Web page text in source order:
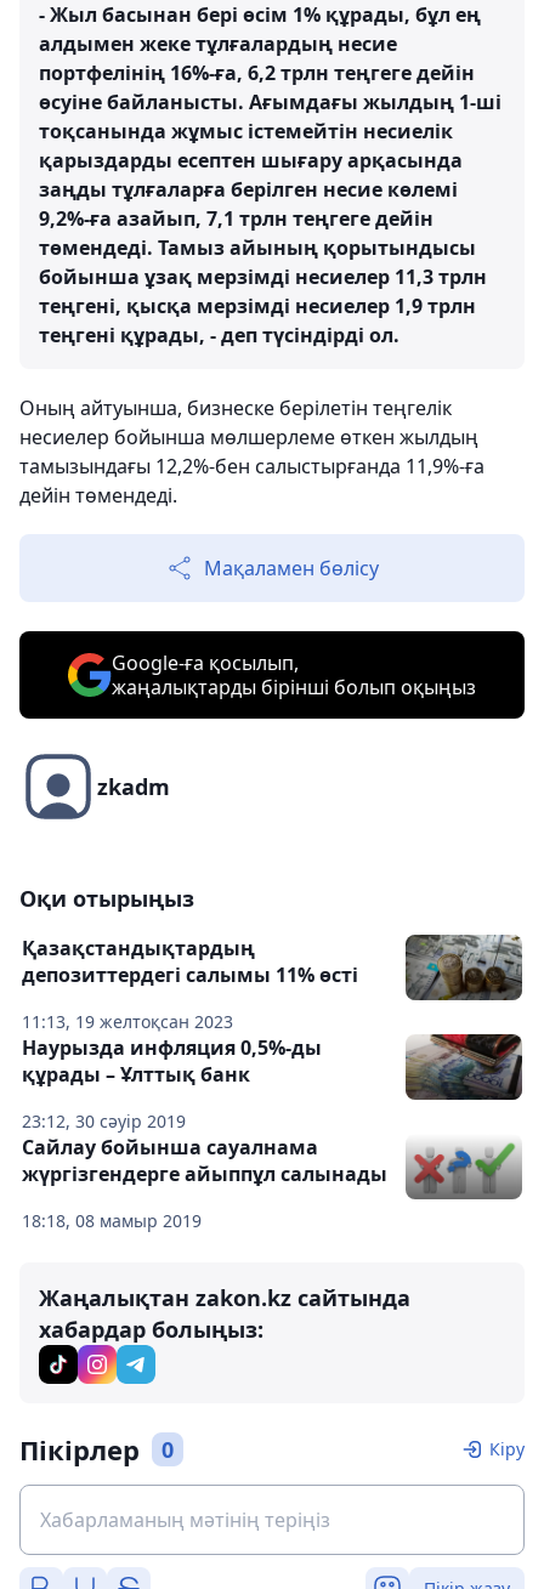
- Жыл басынан бері өсім 1% құрады, бұл ең
алдымен жеке тұлғалардың несие
портфелінің 16%-ға, 6,2 трлн теңгеге дейін
өсуіне байланысты. Ағымдағы жылдың 1-ші
тоқсанында жұмыс істемейтін несиелік
қарыздарды есептен шығару арқасында
заңды тұлғаларға берілген несие көлемі
9,2%-ға азайып, 7,1 трлн теңгеге дейін
төмендеді. Тамыз айының қорытындысы
бойынша ұзақ мерзімді несиелер 11,3 трлн
теңгені, қысқа мерзімді несиелер 1,9 трлн
теңгені құрады, - деп түсіндірді ол.
Оның айтуынша, бизнеске берілетін теңгелік
несиелер бойынша мөлшерлеме өткен жылдың
тамызындағы 12,2%-бен салыстырғанда 11,9%-ға
дейін төмендеді.
Мақаламен бөлісу
Google-ға қосылып,
жаңалықтарды бірінші болып оқыңыз
zkadm
Оқи отырыңыз
11:13, 19 желтоқсан 2023
Қазақстандықтардың
депозиттердегі салымы 11% өсті
23:12, 30 сәуір 2019
Наурызда инфляция 0,5%-ды
құрады – Ұлттық банк
18:18, 08 мамыр 2019
Сайлау бойынша сауалнама
жүргізгендерге айыппұл салынады
Жаңалықтан zakon.kz сайтында
хабардар болыңыз:
Пікірлер 0 Кіру